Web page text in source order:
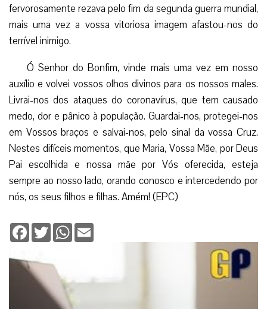
fervorosamente rezava pelo fim da segunda guerra mundial,
mais uma vez a vossa vitoriosa imagem afastou-nos do
terrível inimigo.
Ó Senhor do Bonfim, vinde mais uma vez em nosso
auxílio e volvei vossos olhos divinos para os nossos males.
Livrai-nos dos ataques do coronavírus, que tem causado
medo, dor e pânico à população. Guardai-nos, protegei-nos
em Vossos braços e salvai-nos, pelo sinal da vossa Cruz.
Nestes difíceis momentos, que Maria, Vossa Mãe, por Deus
Pai escolhida e nossa mãe por Vós oferecida, esteja
sempre ao nosso lado, orando conosco e intercedendo por
nós, os seus filhos e filhas. Amém! (EPC)
Facebook
TwitterWhatsApp